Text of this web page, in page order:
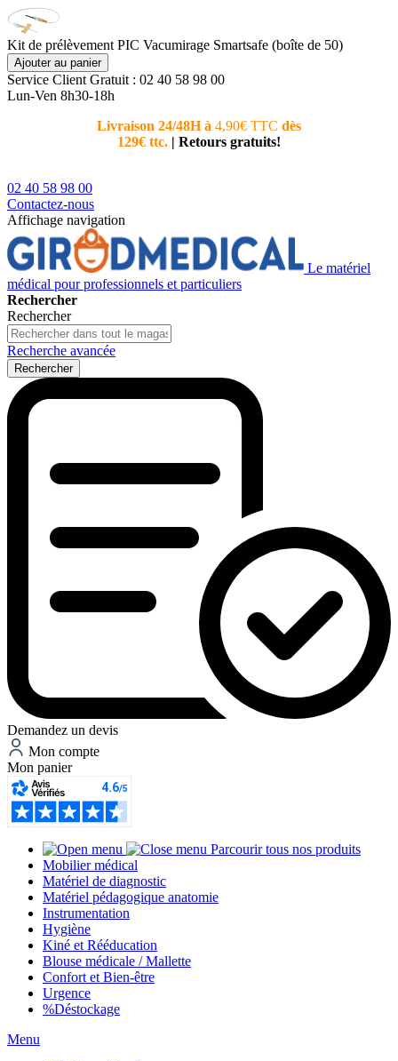
Kit de prélèvement PIC Vacumirage Smartsafe (boîte de 50)
Ajouter au panier
Service Client Gratuit : 02 40 58 98 00
Lun-Ven 8h30-18h
Livraison 24/48H à 4,90€ TTC dès
129€ ttc. | Retours gratuits!
02 40 58 98 00
Contactez-nous
Affichage navigation
Le matériel
médical pour professionnels et particuliers
Rechercher
Rechercher
Recherche avancée
Rechercher
Demandez un devis
Mon compte
Mon panier
Parcourir tous nos produits
Mobilier médical
Matériel de diagnostic
Matériel pédagogique anatomie
Instrumentation
Hygiène
Kiné et Rééducation
Blouse médicale / Mallette
Confort et Bien-être
Urgence
%Déstockage
Menu